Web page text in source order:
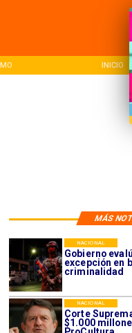
MÁS
Gobierno
excepción en
criminalidad
NACIONAL
Corte
$1.000
NACIONAL